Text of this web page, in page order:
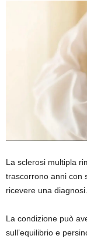
La sclerosi multipla
trascorrono anni con
ricevere una diagnosi.
La condizione può
sull’equilibrio e